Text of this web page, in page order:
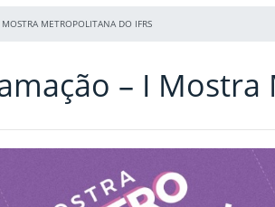
METROPOLITANA DO IFRS
– I